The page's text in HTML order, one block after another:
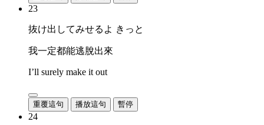
23
抜け出してみせるよ きっと
我一定都能逃脫出來
I’ll surely make it out
重覆這句 播放這句 暫停
24